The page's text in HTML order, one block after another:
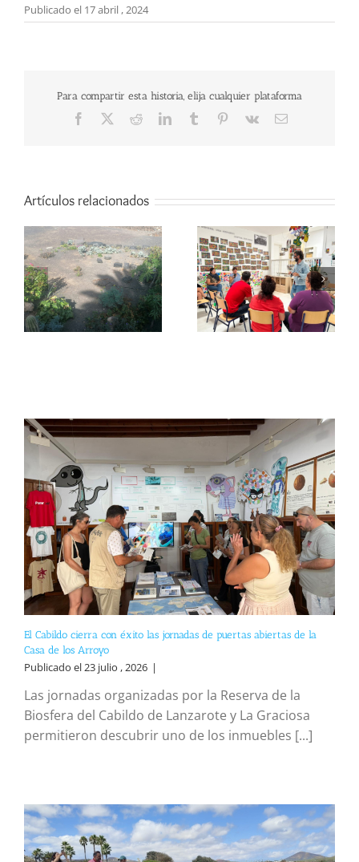
Publicado el 17 abril , 2024
Para compartir esta historia, elija cualquier plataforma
Facebook RedditLinkedInTumblr Pinterest
Vk
Correo
Artículos relacionados
El Cabildo cierra con éxito las jornadas de puertas abiertas de la
Casa de los Arroyo
Publicado el 23 julio , 2026 |
Las jornadas organizadas por la Reserva de la
Biosfera del Cabildo de Lanzarote y La Graciosa
permitieron descubrir uno de los inmuebles [...]